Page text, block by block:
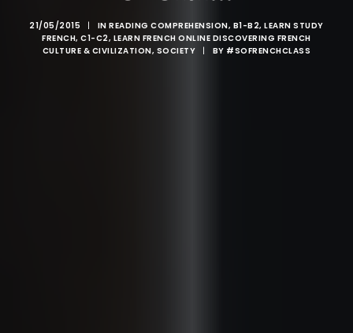
21/05/2015 | INREADING COMPREHENSION, B1-B2,LEARN STUDY
FRENCH,C1-C2, LEARN FRENCH ONLINE DISCOVERING FRENCH
CULTURE & CIVILIZATION, SOCIETY | BY #SOFRENCHCLASS